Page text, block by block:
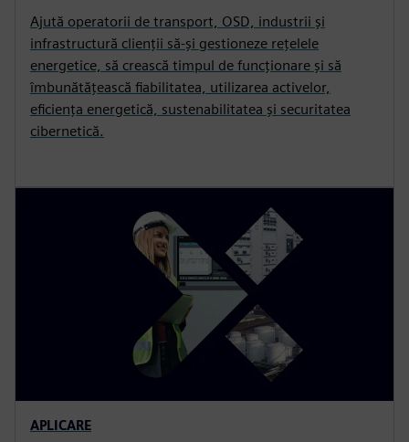
Ajută operatorii de transport, OSD, industrii și
infrastructură clienții să-și gestioneze rețelele
energetice, să crească timpul de funcționare și să
îmbunătățească fiabilitatea, utilizarea activelor,
eficiența energetică, sustenabilitatea și securitatea
cibernetică.
APLICARE